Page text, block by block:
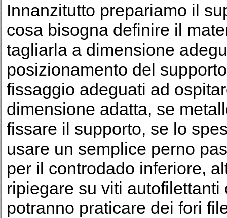
Innanzitutto prepariamo il
cosa bisogna definire il
tagliarla a dimensione
posizionamento del
fissaggio adeguati ad
dimensione adatta, se
fissare il supporto, se lo
usare un semplice perno
per il controdado inferiore,
ripiegare su viti
potranno praticare dei fori